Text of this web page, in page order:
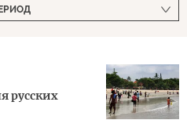
русских